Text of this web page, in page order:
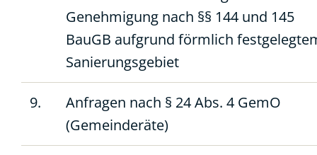
Genehmigung nach §§ 144 und 145
BauGB aufgrund förmlich
Sanierungsgebiet
9.
Anfragen nach § 24 Abs. 4 GemO
(Gemeinderäte)